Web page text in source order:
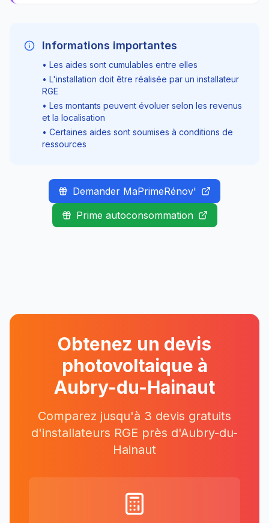
Informations importantes
• Les aides sont cumulables entre elles
• L'installation doit être réalisée par un installateur
RGE
• Les montants peuvent évoluer selon les revenus
et la localisation
• Certaines aides sont soumises à conditions de
ressources
Demander MaPrimeRénov'
Prime autoconsommation
Obtenez un devis
photovoltaique à
Aubry-du-Hainaut
Comparez jusqu'à 3 devis gratuits
d'installateurs RGE près d'Aubry-du-
Hainaut